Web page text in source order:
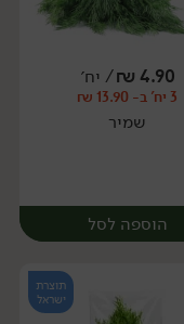
יח׳
4.90
₪/ יח׳
3 יח' ב- 13.90 ₪
שמיר
הוספה לסל
תוצרת
ישראל